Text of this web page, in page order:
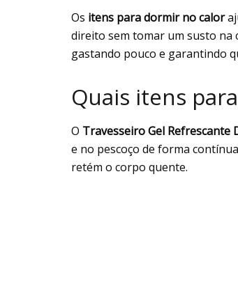
Os itens para dormir no calor
direito sem tomar um susto na
gastando pouco e garantindo
Quais itens
O Travesseiro Gel Refrescante
e no pescoço de forma
retém o corpo quente.